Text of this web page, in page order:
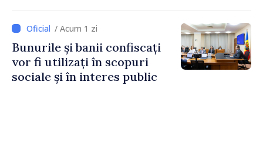
Irlandei de Nord, Fern
Horine / Acum 1 zi
Bunurile și banii confiscați
vor fi utilizați în scopuri
sociale și în interes public